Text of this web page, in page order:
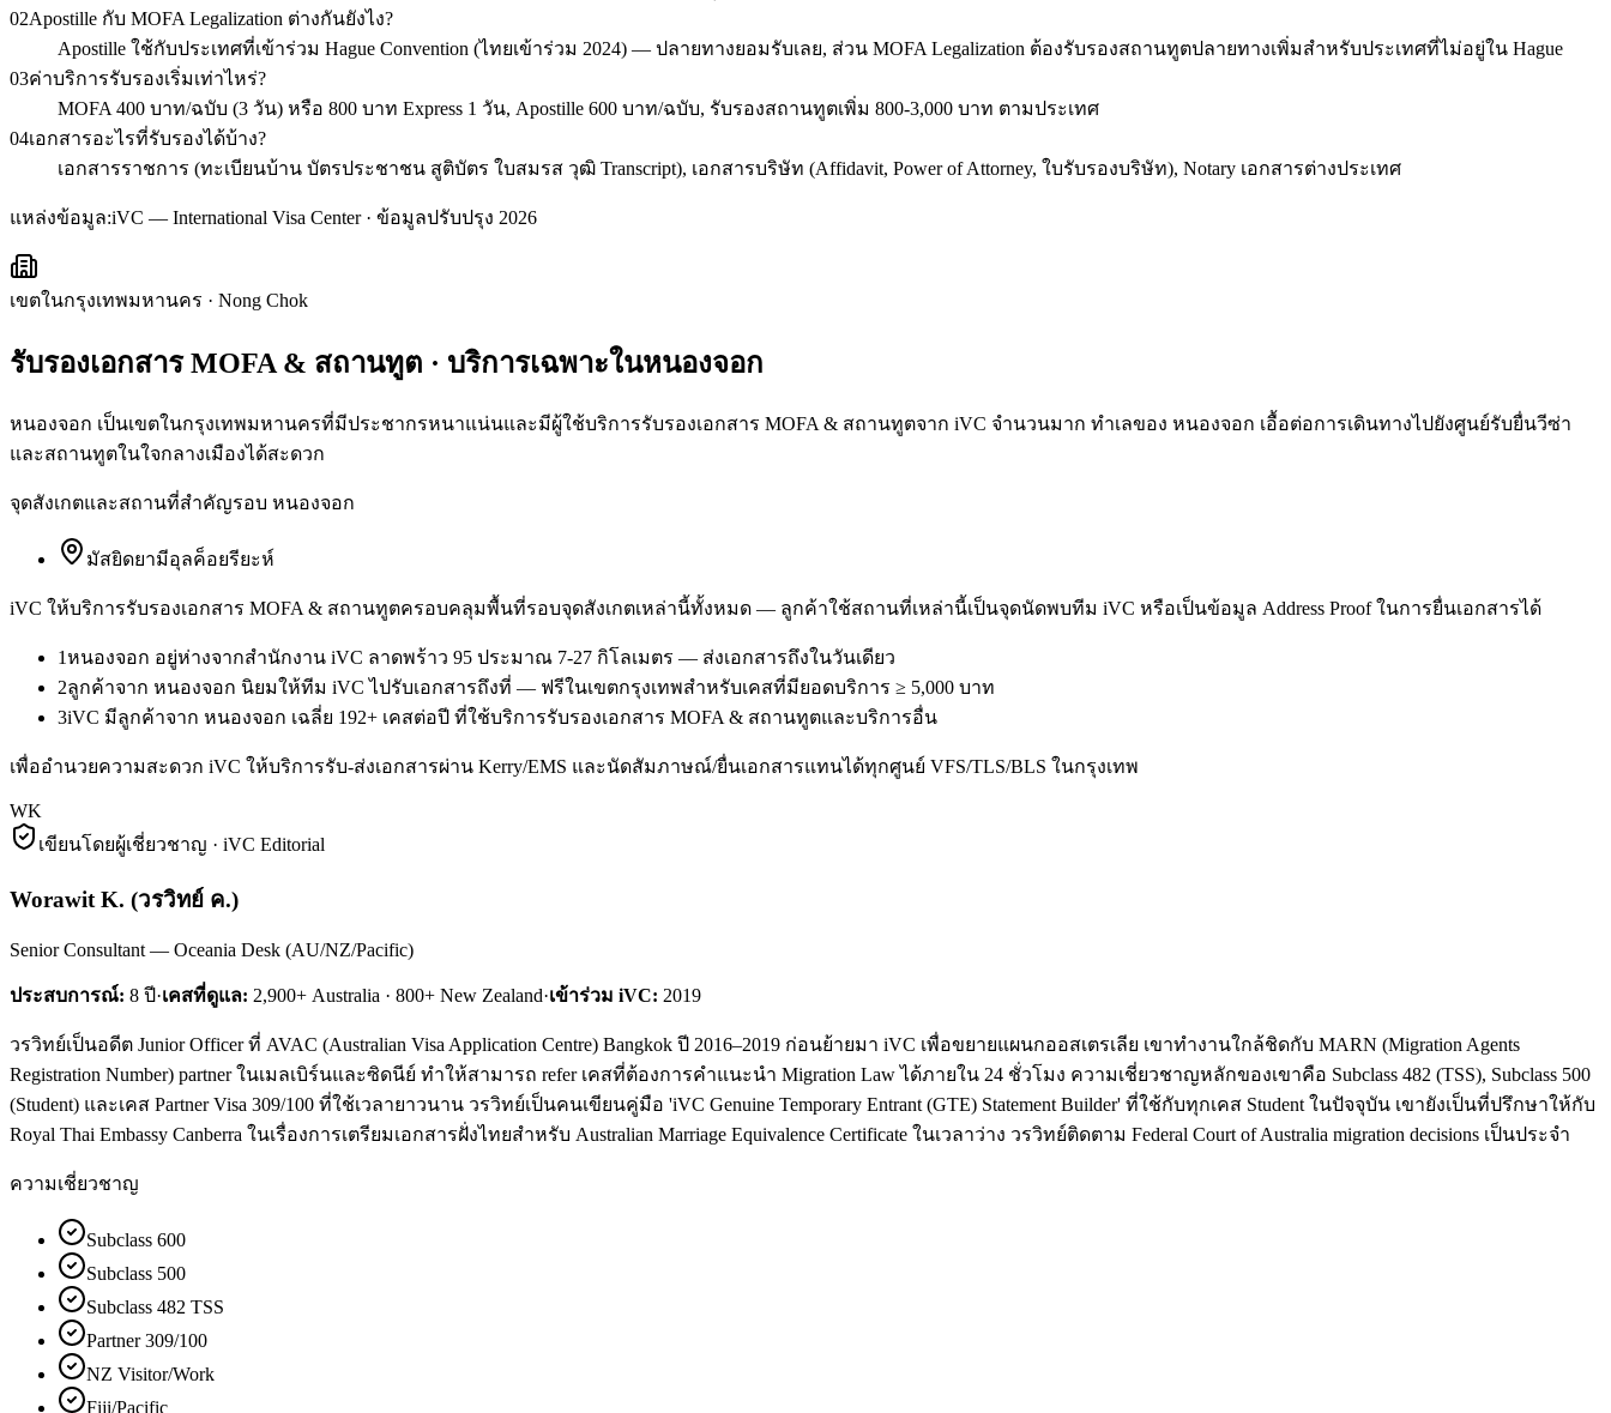
02Apostille กับ MOFA Legalization ต่างกันยังไง?
Apostille ใช้กับประเทศที่เข้าร่วม Hague Convention (ไทยเข้าร่วม 2024) — ปลายทางยอมรับเลย, ส่วน MOFA Legalization ต้องรับรองสถานทูตปลายทางเพิ่มสำหรับประเทศที่ไม่อยู่ใน Hague
03ค่าบริการรับรองเริ่มเท่าไหร่?
MOFA 400 บาท/ฉบับ (3 วัน) หรือ 800 บาท Express 1 วัน, Apostille 600 บาท/ฉบับ, รับรองสถานทูตเพิ่ม 800-3,000 บาท ตามประเทศ
04เอกสารอะไรที่รับรองได้บ้าง?
เอกสารราชการ (ทะเบียนบ้าน บัตรประชาชน สูติบัตร ใบสมรส วุฒิ Transcript), เอกสารบริษัท (Affidavit, Power of Attorney, ใบรับรองบริษัท), Notary เอกสารต่างประเทศ
แหล่งข้อมูล:iVC — International Visa Center · ข้อมูลปรับปรุง 2026
เขตในกรุงเทพมหานคร · Nong Chok
รับรองเอกสาร MOFA & สถานทูต · บริการเฉพาะในหนองจอก
หนองจอก เป็นเขตในกรุงเทพมหานครที่มีประชากรหนาแน่นและมีผู้ใช้บริการรับรองเอกสาร MOFA & สถานทูตจาก iVC จำนวนมาก ทำเลของ หนองจอก เอื้อต่อการเดินทางไปยังศูนย์รับยื่นวีซ่า
และสถานทูตในใจกลางเมืองได้สะดวก
จุดสังเกตและสถานที่สำคัญรอบ หนองจอก
มัสยิดยามีอุลค็อยรียะห์
iVC ให้บริการรับรองเอกสาร MOFA & สถานทูตครอบคลุมพื้นที่รอบจุดสังเกตเหล่านี้ทั้งหมด — ลูกค้าใช้สถานที่เหล่านี้เป็นจุดนัดพบทีม iVC หรือเป็นข้อมูล Address Proof ในการยื่นเอกสารได้
1หนองจอก อยู่ห่างจากสำนักงาน iVC ลาดพร้าว 95 ประมาณ 7-27 กิโลเมตร — ส่งเอกสารถึงในวันเดียว
2ลูกค้าจาก หนองจอก นิยมให้ทีม iVC ไปรับเอกสารถึงที่ — ฟรีในเขตกรุงเทพสำหรับเคสที่มียอดบริการ ≥ 5,000 บาท
3iVC มีลูกค้าจาก หนองจอก เฉลี่ย 192+ เคสต่อปี ที่ใช้บริการรับรองเอกสาร MOFA & สถานทูตและบริการอื่น
เพื่ออำนวยความสะดวก iVC ให้บริการรับ-ส่งเอกสารผ่าน Kerry/EMS และนัดสัมภาษณ์/ยื่นเอกสารแทนได้ทุกศูนย์ VFS/TLS/BLS ในกรุงเทพ
WK
เขียนโดยผู้เชี่ยวชาญ · iVC Editorial
Worawit K. (วรวิทย์ ค.)
Senior Consultant — Oceania Desk (AU/NZ/Pacific)
ประสบการณ์: 8 ปี·เคสที่ดูแล: 2,900+ Australia · 800+ New Zealand·เข้าร่วม iVC: 2019
วรวิทย์เป็นอดีต Junior Officer ที่ AVAC (Australian Visa Application Centre) Bangkok ปี 2016–2019 ก่อนย้ายมา iVC เพื่อขยายแผนกออสเตรเลีย เขาทำงานใกล้ชิดกับ MARN (Migration Agents
Registration Number) partner ในเมลเบิร์นและซิดนีย์ ทำให้สามารถ refer เคสที่ต้องการคำแนะนำ Migration Law ได้ภายใน 24 ชั่วโมง ความเชี่ยวชาญหลักของเขาคือ Subclass 482 (TSS), Subclass 500
(Student) และเคส Partner Visa 309/100 ที่ใช้เวลายาวนาน วรวิทย์เป็นคนเขียนคู่มือ 'iVC Genuine Temporary Entrant (GTE) Statement Builder' ที่ใช้กับทุกเคส Student ในปัจจุบัน เขายังเป็นที่ปรึกษาให้กับ
Royal Thai Embassy Canberra ในเรื่องการเตรียมเอกสารฝั่งไทยสำหรับ Australian Marriage Equivalence Certificate ในเวลาว่าง วรวิทย์ติดตาม Federal Court of Australia migration decisions เป็นประจำ
ความเชี่ยวชาญ
Subclass 600
Subclass 500
Subclass 482 TSS
Partner 309/100
NZ Visitor/Work
Fiji/Pacific